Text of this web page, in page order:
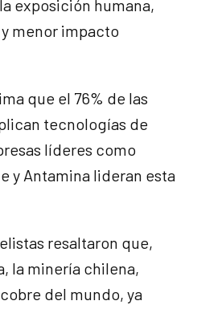
exposición humana,
menor impacto
que el 76% de las
tecnologías de
líderes como
y Antamina lideran esta
resaltaron que,
la minería chilena,
del mundo, ya